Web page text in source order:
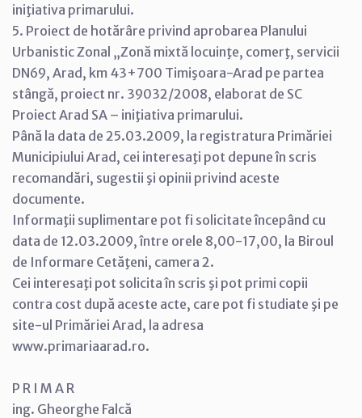
iniţiativa primarului.
5. Proiect de hotărâre privind aprobarea Planului
Urbanistic Zonal „Zonă mixtă locuinţe, comerţ, servicii
DN69, Arad, km 43+700 Timişoara-Arad pe partea
stângă, proiect nr. 39032/2008, elaborat de SC
Proiect Arad SA – iniţiativa primarului.
Până la data de 25.03.2009, la registratura Primăriei
Municipiului Arad, cei interesaţi pot depune în scris
recomandări, sugestii şi opinii privind aceste
documente.
Informaţii suplimentare pot fi solicitate începând cu
data de 12.03.2009, între orele 8,00-17,00, la Biroul
de Informare Cetăţeni, camera 2.
Cei interesaţi pot solicita în scris şi pot primi copii
contra cost după aceste acte, care pot fi studiate şi pe
site-ul Primăriei Arad, la adresa
www.primariaarad.ro.
P R I M A R
ing. Gheorghe Falcă